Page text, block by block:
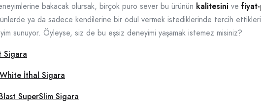
bakacak olursak, birçok puro sever bu ürünün kalitesini ve fiyat-
ya da sadece kendilerine bir ödül vermek istediklerinde tercih
sunuyor. Öyleyse, siz de bu eşsiz deneyimi yaşamak istemez misiniz?
Sigara
İthal Sigara
SuperSlim Sigara